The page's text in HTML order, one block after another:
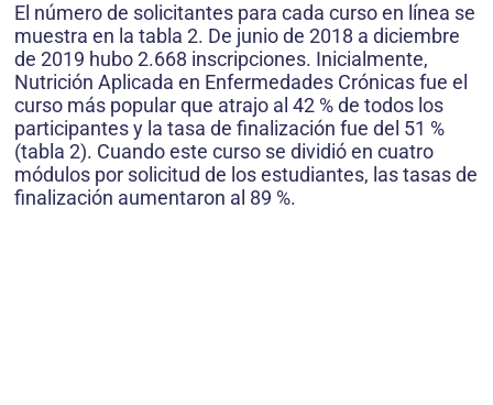
El número de solicitantes para cada curso en línea se
muestra en la tabla 2. De junio de 2018 a diciembre
de 2019 hubo 2.668 inscripciones. Inicialmente,
Nutrición Aplicada en Enfermedades Crónicas fue el
curso más popular que atrajo al 42 % de todos los
participantes y la tasa de finalización fue del 51 %
(tabla 2). Cuando este curso se dividió en cuatro
módulos por solicitud de los estudiantes, las tasas de
finalización aumentaron al 89 %.